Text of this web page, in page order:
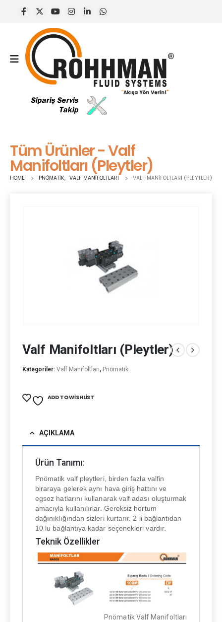
Tüm Ürünler - Valf
Manifoltları (Pleytler)
HOME PNÖMATIK, VALF MANIFOLTLARI VALF MANIFOLTLARI (PLEYTLER)
Valf Manifoltları (Pleytler)
Kategoriler: Valf Manifoltları, Pnömatik
ADD TO WISHLIST
AÇIKLAMA
Ürün Tanımı:
Pnömatik valf pleytleri, birden fazla valfin
biraraya gelerek aynı hava giriş hattını ve
egsoz hatlarını kullanarak valf adası oluşturmak
amacıyla kullanılırlar. Gereksiz hortum
dağınıklığından sizleri kurtarır. 2 li bağlantıdan
10 lu bağlantıya kadar seçenekleri vardır.
Teknik Özellikler
Pnömatik Valf Manifoltları